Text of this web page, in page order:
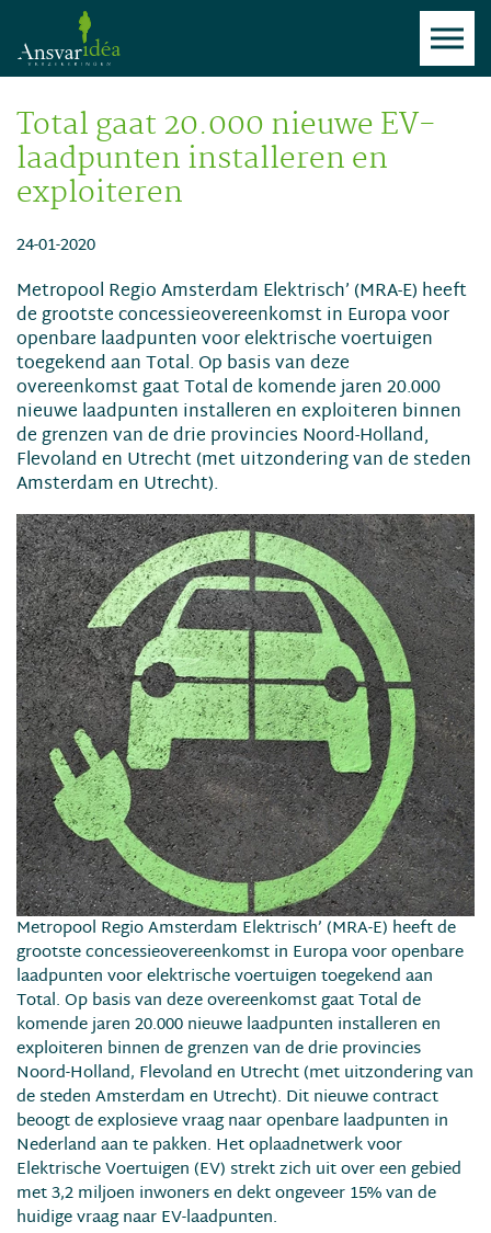
Total gaat 20.000 nieuwe EV-
laadpunten installeren en
exploiteren
24-01-2020
Metropool Regio Amsterdam Elektrisch’ (MRA-E) heeft
de grootste concessieovereenkomst in Europa voor
openbare laadpunten voor elektrische voertuigen
toegekend aan Total. Op basis van deze
overeenkomst gaat Total de komende jaren 20.000
nieuwe laadpunten installeren en exploiteren binnen
de grenzen van de drie provincies Noord-Holland,
Flevoland en Utrecht (met uitzondering van de steden
Amsterdam en Utrecht).
Metropool Regio Amsterdam Elektrisch’ (MRA-E) heeft de
grootste concessieovereenkomst in Europa voor openbare
laadpunten voor elektrische voertuigen toegekend aan
Total. Op basis van deze overeenkomst gaat Total de
komende jaren 20.000 nieuwe laadpunten installeren en
exploiteren binnen de grenzen van de drie provincies
Noord-Holland, Flevoland en Utrecht (met uitzondering van
de steden Amsterdam en Utrecht). Dit nieuwe contract
beoogt de explosieve vraag naar openbare laadpunten in
Nederland aan te pakken. Het oplaadnetwerk voor
Elektrische Voertuigen (EV) strekt zich uit over een gebied
met 3,2 miljoen inwoners en dekt ongeveer 15% van de
huidige vraag naar EV-laadpunten.